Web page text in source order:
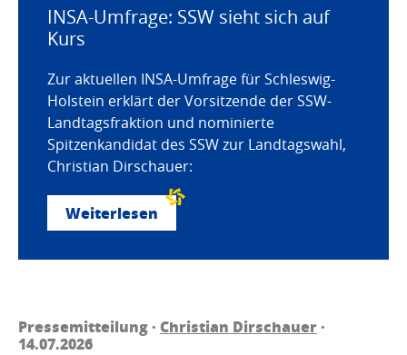
INSA-Umfrage: SSW sieht sich auf
Kurs
Zur aktuellen INSA-Umfrage für Schleswig-
Holstein erklärt der Vorsitzende der SSW-
Landtagsfraktion und nominierte
Spitzenkandidat des SSW zur Landtagswahl,
Christian Dirschauer:
Weiterlesen
Pressemitteilung · Christian Dirschauer·
14.07.2026